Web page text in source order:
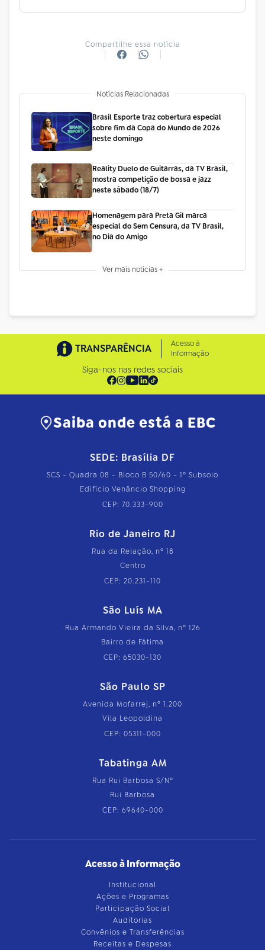
Compartilhe essa notícia
Notícias Relacionadas
Brasil Esporte traz cobertura especial
sobre fim da Copa do Mundo de 2026
neste domingo
Reality Duelo de Guitarras, da TV Brasil,
mostra competição de bossa e jazz
neste sábado (18/7)
Homenagem para Preta Gil marca
especial do Sem Censura, da TV Brasil,
no Dia do Amigo
Ver mais notícias +
TRANSPARÊNCIA
Acesso à
Informação
Siga-nos nas redes sociais
Saiba onde está a EBC
SEDE: Brasília DF
SCS - Quadra 08 - Bloco B 50/60 - 1º Subsolo
Edifício Venâncio Shopping
CEP: 70.333-900
Rio de Janeiro RJ
Rua da Relação, nº 18
Centro
CEP: 20.231-110
São Luís MA
Rua Armando Vieira da Silva, nº 126
Bairro de Fátima
CEP: 65030-130
São Paulo SP
Avenida Mofarrej, nº 1.200
Vila Leopoldina
CEP: 05311-000
Tabatinga AM
Rua Rui Barbosa S/Nº
Rui Barbosa
CEP: 69640-000
Acesso à Informação
Institucional
Ações e Programas
Participação Social
Auditorias
Convênios e Transferências
Receitas e Despesas